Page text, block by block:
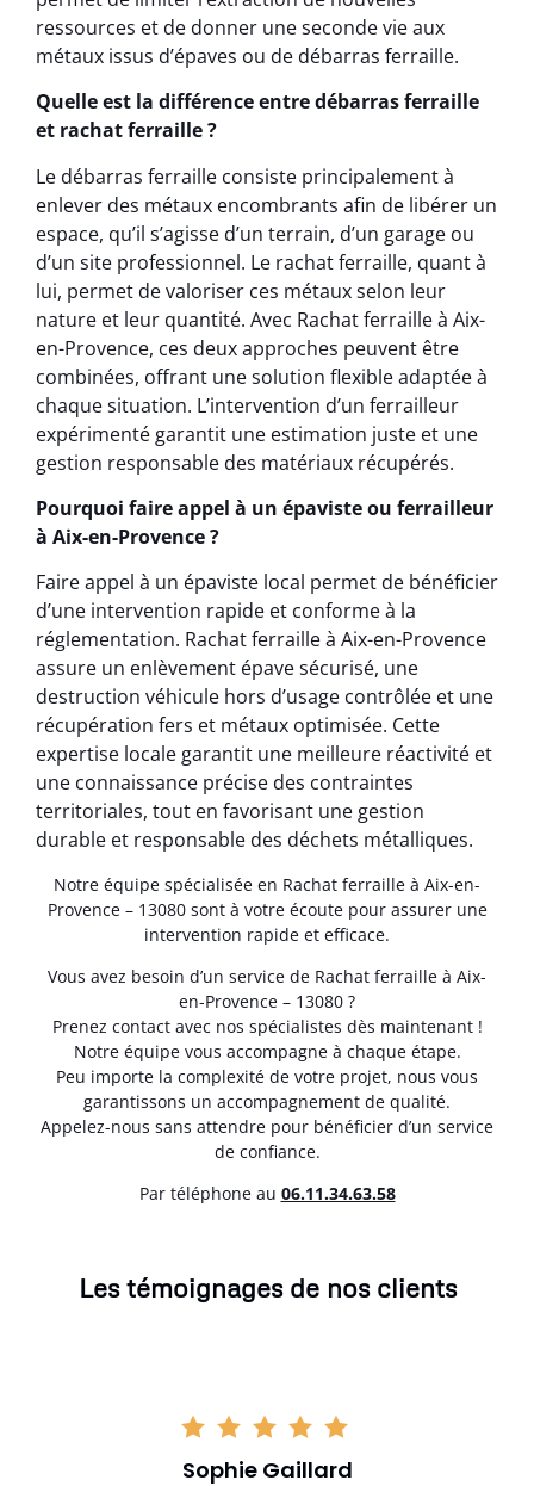
ressources et de donner une seconde vie aux
métaux issus d’épaves ou de débarras ferraille.
Quelle est la différence entre débarras ferraille
et rachat ferraille ?
Le débarras ferraille consiste principalement à
enlever des métaux encombrants afin de libérer un
espace, qu’il s’agisse d’un terrain, d’un garage ou
d’un site professionnel. Le rachat ferraille, quant à
lui, permet de valoriser ces métaux selon leur
nature et leur quantité. Avec Rachat ferraille à Aix-
en-Provence, ces deux approches peuvent être
combinées, offrant une solution flexible adaptée à
chaque situation. L’intervention d’un ferrailleur
expérimenté garantit une estimation juste et une
gestion responsable des matériaux récupérés.
Pourquoi faire appel à un épaviste ou ferrailleur
à Aix-en-Provence ?
Faire appel à un épaviste local permet de bénéficier
d’une intervention rapide et conforme à la
réglementation. Rachat ferraille à Aix-en-Provence
assure un enlèvement épave sécurisé, une
destruction véhicule hors d’usage contrôlée et une
récupération fers et métaux optimisée. Cette
expertise locale garantit une meilleure réactivité et
une connaissance précise des contraintes
territoriales, tout en favorisant une gestion
durable et responsable des déchets métalliques.
Notre équipe spécialisée en Rachat ferraille à Aix-en-
Provence – 13080 sont à votre écoute pour assurer une
intervention rapide et efficace.
Vous avez besoin d’un service de Rachat ferraille à Aix-
en-Provence – 13080 ?
Prenez contact avec nos spécialistes dès maintenant !
Notre équipe vous accompagne à chaque étape.
Peu importe la complexité de votre projet, nous vous
garantissons un accompagnement de qualité.
Appelez-nous sans attendre pour bénéficier d’un service
de confiance.
Par téléphone au 06.11.34.63.58
Les témoignages de nos clients
Sophie Gaillard